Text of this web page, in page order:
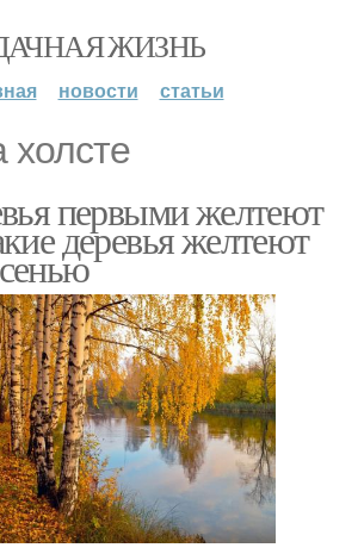
ЖИЗНЬ
новости статьи
холсте
первыми желтеют
деревья желтеют